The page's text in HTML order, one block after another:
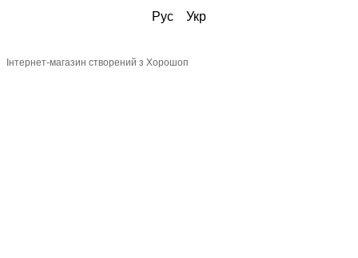
Рус Укр
Інтернет-магазин створений з Хорошоп